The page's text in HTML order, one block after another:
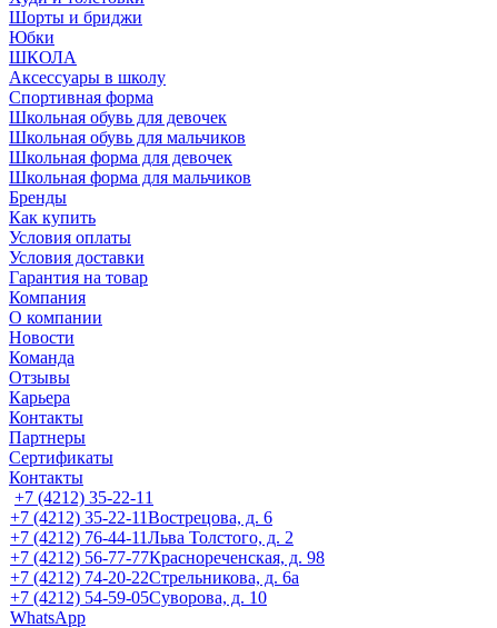
Шорты и бриджи
Юбки
ШКОЛА
Аксессуары в школу
Спортивная форма
Школьная обувь для девочек
Школьная обувь для мальчиков
Школьная форма для девочек
Школьная форма для мальчиков
Бренды
Как купить
Условия оплаты
Условия доставки
Гарантия на товар
Компания
О компании
Новости
Команда
Отзывы
Карьера
Контакты
Партнеры
Сертификаты
Контакты
+7 (4212) 35-22-11
+7 (4212) 35-22-11Вострецова, д. 6
+7 (4212) 76-44-11Льва Толстого, д. 2
+7 (4212) 56-77-77Краснореченская, д. 98
+7 (4212) 74-20-22Стрельникова, д. 6а
+7 (4212) 54-59-05Суворова, д. 10
WhatsApp